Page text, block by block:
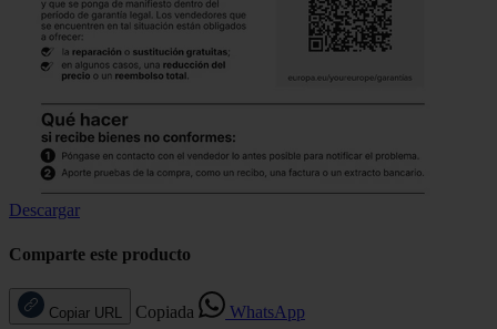
Descargar
Comparte este producto
Copiar URL Copiada WhatsApp